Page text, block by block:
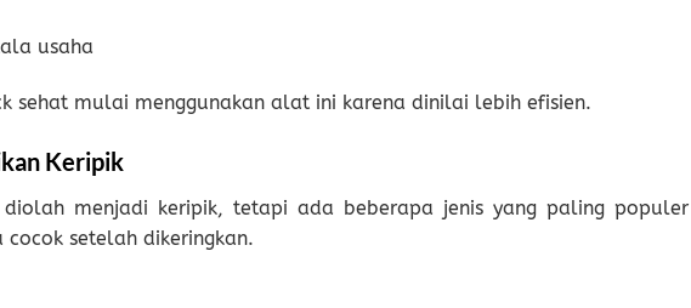
usaha
sehat mulai menggunakan alat ini karena dinilai lebih efisien.
Keripik
menjadi keripik, tetapi ada beberapa jenis yang paling populer
setelah dikeringkan.